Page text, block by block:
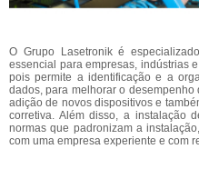
O Grupo Lasetronik é
essencial para empresas, indústrias
pois permite a identificação e a
dados, para melhorar o
adição de novos dispositivos e
corretiva. Além disso, a instalação
normas que padronizam a
com uma empresa experiente e com